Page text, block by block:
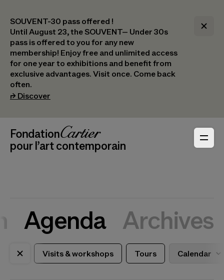
SOUVENT-30 pass offered !
Until August 23, the SOUVENT– Under 30s
pass is offered to you for any new
membership! Enjoy free and unlimited access
for one year to exhibitions and benefit from
exclusive advantages. Visit once. Come back
often.
⮣ Discover
Header Navigation
_logoFondation Cartier
pour l’art contemporain
Agenda Archives
Visits & workshops Tours Calendar